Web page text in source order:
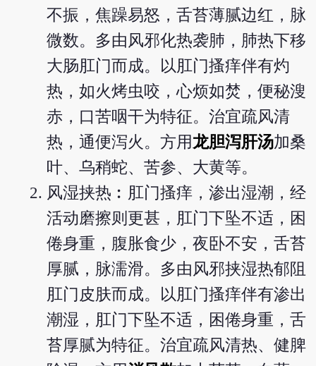
不振，焦躁易怒，舌苔薄腻边红，脉
微数。多由风邪化热袭肺，肺热下移
大肠肛门而成。以肛门搔痒伴有灼
热，如火烤虫咬，心烦如焚，便秘溲
赤，口苦咽干为特征。治宜疏风清
热，通便泻火。方用 龙胆泻肝汤加桑
叶、乌稍蛇、苦参、大黄等。
风湿挟热︰肛门搔痒，渗出湿潮，经
活动磨擦则更甚，肛门下坠不适，困
倦身重，腹胀食少，夜卧不安，舌苔
厚腻，脉濡滑。多由风邪挟湿热郁阻
肛门皮肤而成。以肛门搔痒伴有渗出
潮湿，肛门下坠不适，困倦身重，舌
苔厚腻为特征。治宜疏风清热、健脾